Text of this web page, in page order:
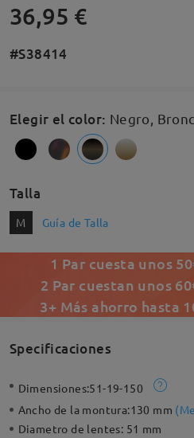
36,95 €
#S38414
Elegir el color: Negro,
Talla
M Guía de Talla
1 Par cuesta unos
2 Par cuestan unos
3+ Más ahorro hasta
Specificaciones
Dimensiones:51-19-150
Ancho de la montura:130 mm (
Diametro de lentes: 51 mm